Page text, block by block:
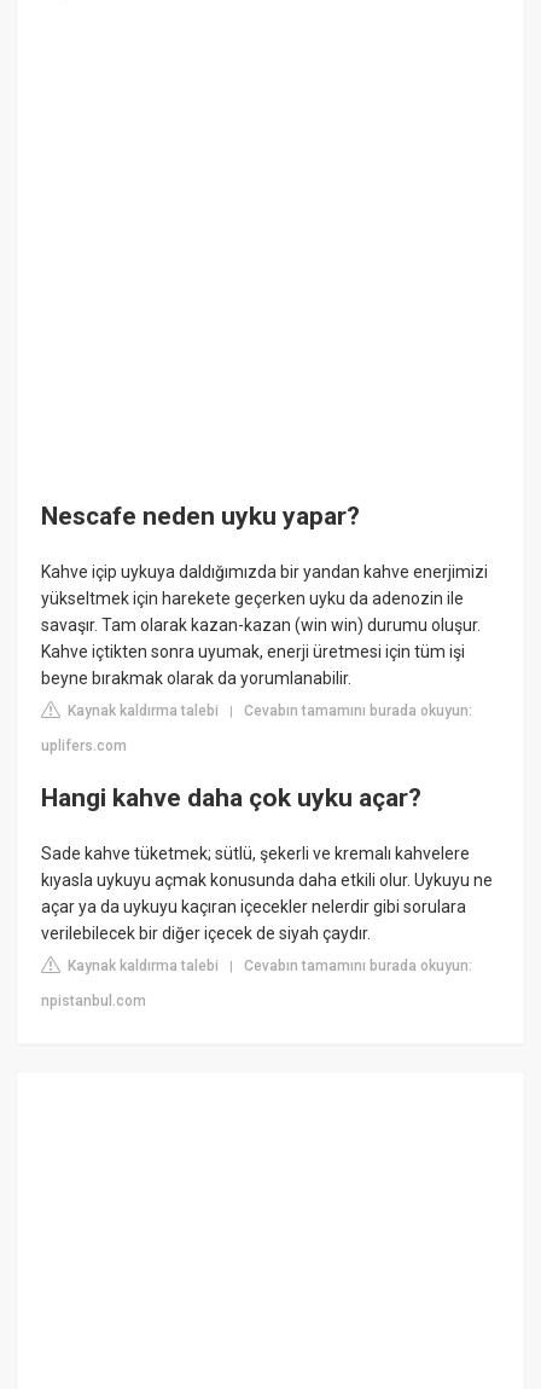
Nescafe neden uyku yapar?
Kahve içip uykuya daldığımızda bir yandan kahve enerjimizi
yükseltmek için harekete geçerken uyku da adenozin ile
savaşır. Tam olarak kazan-kazan (win win) durumu oluşur.
Kahve içtikten sonra uyumak, enerji üretmesi için tüm işi
beyne bırakmak olarak da yorumlanabilir.
Kaynak kaldırma talebi |Cevabın tamamını burada okuyun:
uplifers.com
Hangi kahve daha çok uyku açar?
Sade kahve tüketmek; sütlü, şekerli ve kremalı kahvelere
kıyasla uykuyu açmak konusunda daha etkili olur. Uykuyu ne
açar ya da uykuyu kaçıran içecekler nelerdir gibi sorulara
verilebilecek bir diğer içecek de siyah çaydır.
Kaynak kaldırma talebi |Cevabın tamamını burada okuyun:
npistanbul.com